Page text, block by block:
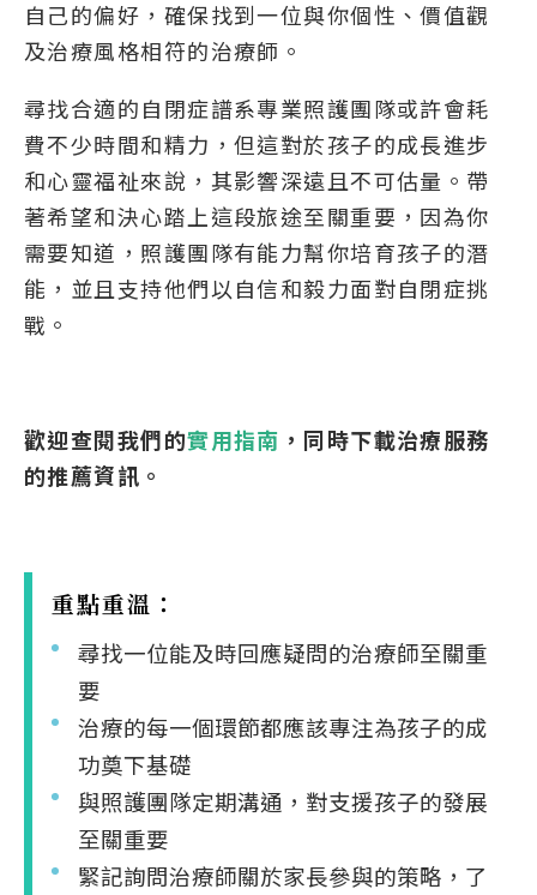
自己的偏好，確保找到一位與你個性、價值觀
及治療風格相符的治療師。
尋找合適的自閉症譜系專業照護團隊或許會耗
費不少時間和精力，但這對於孩子的成長進步
和心靈福祉來說，其影響深遠且不可估量。帶
著希望和決心踏上這段旅途至關重要，因為你
需要知道，照護團隊有能力幫你培育孩子的潛
能，並且支持他們以自信和毅力面對自閉症挑
戰。
歡迎查閱我們的實用指南 ，同時下載治療服務
的推薦資訊。
重點重溫：
尋找一位能及時回應疑問的治療師至關重
要
治療的每一個環節都應該專注為孩子的成
功奠下基礎
與照護團隊定期溝通，對支援孩子的發展
至關重要
緊記詢問治療師關於家長參與的策略，了